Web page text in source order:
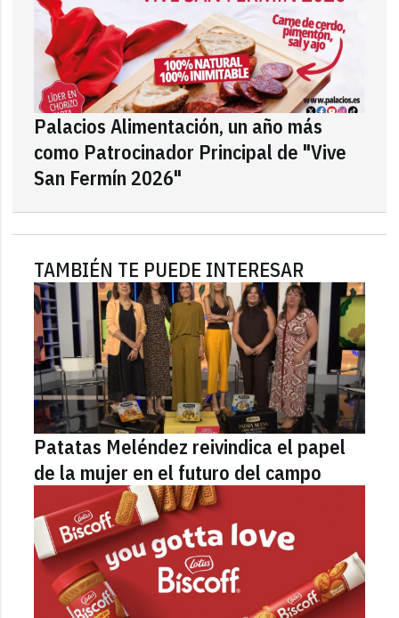
Palacios Alimentación, un año más
como Patrocinador Principal de "Vive
San Fermín 2026"
TAMBIÉN TE PUEDE INTERESAR
Patatas Meléndez reivindica el papel
de la mujer en el futuro del campo